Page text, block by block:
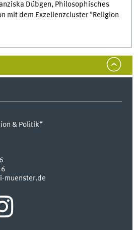
Dübgen, Philosophisches
mit dem Exzellenzcluster "Religion
& Politik“
muenster.de